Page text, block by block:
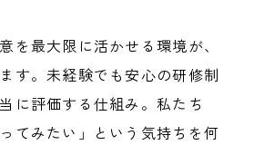
を最大限に活かせる環境が、
す。未経験でも安心の研修制
に評価する仕組み。私たち
てみたい」という気持ちを何